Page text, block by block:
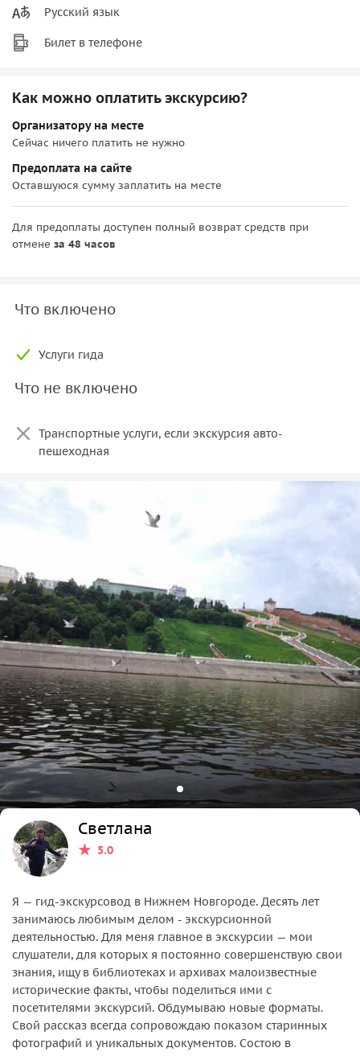
Русский язык
Билет в телефоне
Как можно оплатить экскурсию?
Организатору на месте
Сейчас ничего платить не нужно
Предоплата на сайте
Оставшуюся сумму заплатить на месте
Для предоплаты доступен полный возврат средств при
отмене за 48 часов
Что включено
Услуги гида
Что не включено
Транспортные услуги, если экскурсия авто-
пешеходная
Светлана
5.0
Я — гид-экскурсовод в Нижнем Новгороде. Десять лет
занимаюсь любимым делом - экскурсионной
деятельностью. Для меня главное в экскурсии — мои
слушатели, для которых я постоянно совершенствую свои
знания, ищу в библиотеках и архивах малоизвестные
исторические факты, чтобы поделиться ими с
посетителями экскурсий. Обдумываю новые форматы.
Свой рассказ всегда сопровождаю показом старинных
фотографий и уникальных документов. Состою в